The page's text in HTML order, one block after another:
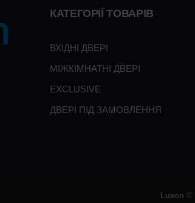
КАТЕГОРІЇ ТОВАРІВ
ВХІДНІ ДВЕРІ
МІЖКІМНАТНІ ДВЕРІ
EXCLUSIVE
ДВЕРІ ПІД ЗАМОВЛЕННЯ
Luxon ©